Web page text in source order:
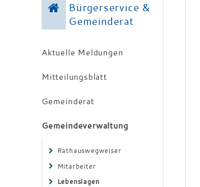
Bürgerservice &
Gemeinderat
Aktuelle Meldungen
Mitteilungsblatt
Gemeinderat
Gemeindeverwaltung
Rathauswegweiser
Mitarbeiter
Lebenslagen